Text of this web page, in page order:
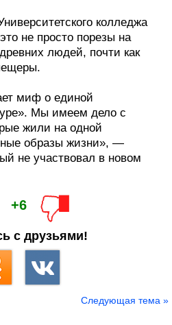
колледжа
не просто порезы на
людей, почти как
миф о единой
Мы имеем дело с
жили на одной
образы жизни», —
не участвовал в новом
+6
с друзьями!
Следующая тема »